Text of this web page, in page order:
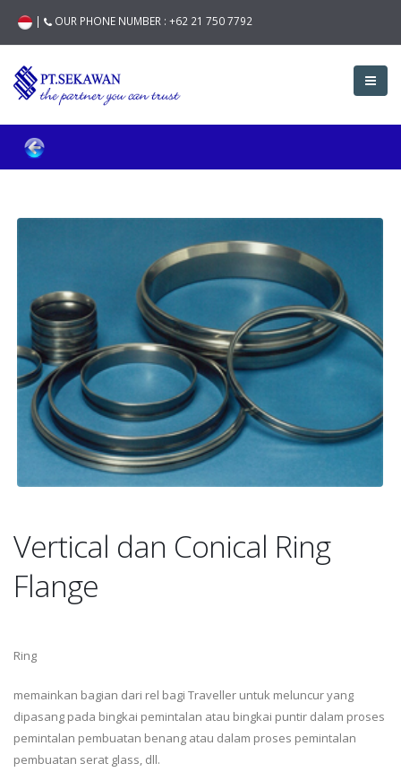
| OUR PHONE NUMBER : +62 21 750 7792
Vertical dan Conical Ring
Flange
Ring
memainkan bagian dari rel bagi Traveller untuk meluncur yang
dipasang pada bingkai pemintalan atau bingkai puntir dalam proses
pemintalan pembuatan benang atau dalam proses pemintalan
pembuatan serat glass, dll.